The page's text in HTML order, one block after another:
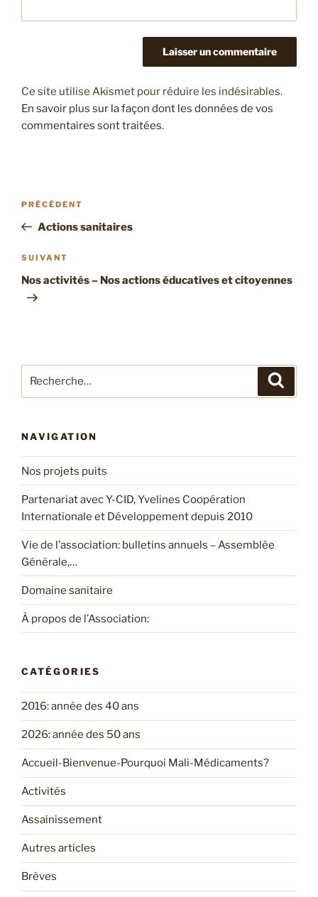
Ce site utilise Akismet pour réduire les indésirables.
En savoir plus sur la façon dont les données de vos
commentaires sont traitées.
Navigation
l’article
Article
précédent
PRÉCÉDENT
Actions sanitaires
Article
suivant
SUIVANT
Nos activités – Nos actions éducatives et citoyennes
pour
NAVIGATION
Nos projets puits
Partenariat avec Y-CID, Yvelines Coopération
Internationale et Développement depuis 2010
Vie de l’association: bulletins annuels – Assemblée
Générale,…
Domaine sanitaire
À propos de l’Association:
CATÉGORIES
2016: année des 40 ans
2026: année des 50 ans
Accueil-Bienvenue-Pourquoi Mali-Médicaments?
Activités
Assainissement
Autres articles
Brèves